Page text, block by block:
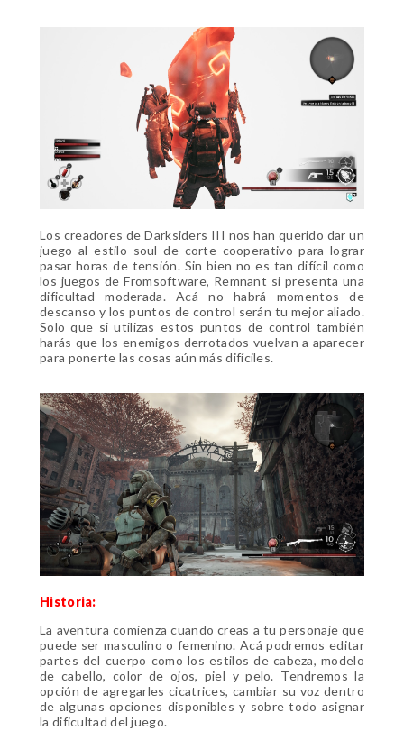
Los creadores de Darksiders III nos han querido dar un
juego al estilo soul de corte cooperativo para lograr
pasar horas de tensión. Sin bien no es tan difícil como
los juegos de Fromsoftware, Remnant si presenta una
dificultad moderada. Acá no habrá momentos de
descanso y los puntos de control serán tu mejor aliado.
Solo que si utilizas estos puntos de control también
harás que los enemigos derrotados vuelvan a aparecer
para ponerte las cosas aún más difíciles.
Historia:
La aventura comienza cuando creas a tu personaje que
puede ser masculino o femenino. Acá podremos editar
partes del cuerpo como los estilos de cabeza, modelo
de cabello, color de ojos, piel y pelo. Tendremos la
opción de agregarles cicatrices, cambiar su voz dentro
de algunas opciones disponibles y sobre todo asignar
la dificultad del juego.